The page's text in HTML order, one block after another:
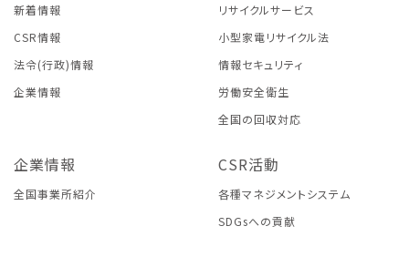
新着情報
CSR情報
法令(行政)情報
企業情報
リサイクルサービス
小型家電リサイクル法
情報セキュリティ
労働安全衛生
全国の回収対応
企業情報
全国事業所紹介
CSR活動
各種マネジメントシステム
SDGsへの貢献